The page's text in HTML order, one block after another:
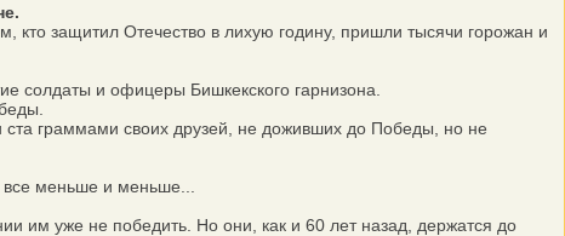
защитил Отечество в лихую годину, пришли тысячи горожан и
солдаты и офицеры Бишкекского гарнизона.
граммами своих друзей, не доживших до Победы, но не
меньше и меньше...
им уже не победить. Но они, как и 60 лет назад, держатся до